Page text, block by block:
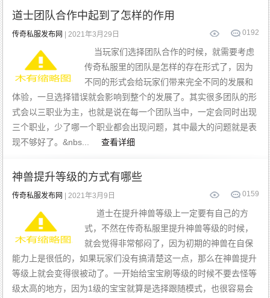
道士团队合作中起到了怎样的作用
192
0
传奇私服发布网 | 2021年3月29日
当玩家们选择团队合作的时候，就需要考虑
传奇私服里的团队是怎样的存在形式了，因为
不同的形式会给玩家们带来完全不同的发展和
体验，一旦选择错误就会影响到整个的发展了。其实很多团队的形
式会以三职业为主，也就是说在每一个团队当中，一定会同时出现
三个职业，少了哪一个职业都会出现问题，其中最大的问题就是表
现不够好了。&nbs...
查看详细
神兽提升等级的方式有哪些
159
0
传奇私服发布网 | 2021年3月9日
道士在提升神兽等级上一定要有自己的方
式，不然在传奇私服里提升神兽等级的时候，
就会觉得非常郁闷了，因为初期的神兽在自保
能力上是很低的，如果玩家们没有搞清楚这一点，那么在神兽提升
等级上就会变得很被动了。一开始给宝宝刷等级的时候不要去怪等
级太高的地方，因为1级的宝宝就算是选择跟随模式，也很容易会